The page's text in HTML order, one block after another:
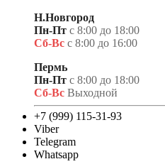
Н.Новгород
Пн-Пт с 8:00 до 18:00
Сб-Вс с 8:00 до 16:00
Пермь
Пн-Пт с 8:00 до 18:00
Сб-Вс Выходной
+7 (999) 115-31-93
Viber
Telegram
Whatsapp